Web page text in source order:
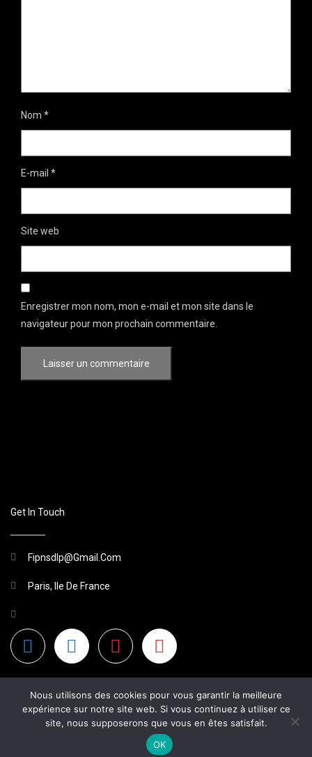
Nom *
E-mail *
Site web
Enregistrer mon nom, mon e-mail et mon site dans le
navigateur pour mon prochain commentaire.
Get In Touch
Fipnsdlp@gmail.com
Paris, Ile De France
2026 Site Non Officiel
Nous utilisons des cookies pour vous garantir la meilleure
expérience sur notre site web. Si vous continuez à utiliser ce
site, nous supposerons que vous en êtes satisfait.
OK